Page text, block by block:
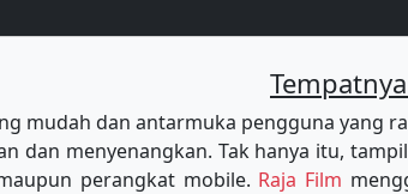
mudah dan antarmuka pengguna yang
dan menyenangkan. Tak hanya itu,
perangkat mobile. Raja Film